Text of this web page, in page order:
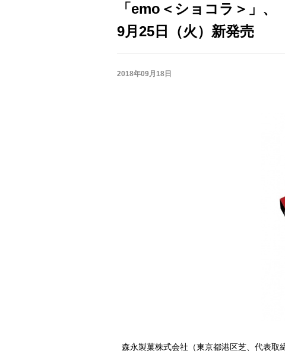
「emo＜ショコラ＞」
9月25日（火）新発売
2018年09月18日
森永製菓株式会社（東京都港区芝、代表